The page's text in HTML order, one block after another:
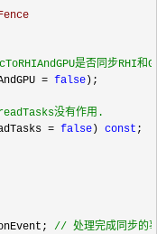
是否同步RHI和
= false );
没有作用.
= false ) const ;
// 处理完成同步的事